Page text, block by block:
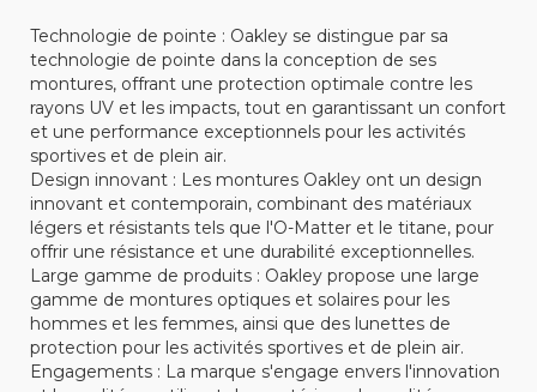
Technologie de pointe : Oakley se distingue par sa
technologie de pointe dans la conception de ses
montures, offrant une protection optimale contre les
rayons UV et les impacts, tout en garantissant un confort
et une performance exceptionnels pour les activités
sportives et de plein air.
Design innovant : Les montures Oakley ont un design
innovant et contemporain, combinant des matériaux
légers et résistants tels que l'O-Matter et le titane, pour
offrir une résistance et une durabilité exceptionnelles.
Large gamme de produits : Oakley propose une large
gamme de montures optiques et solaires pour les
hommes et les femmes, ainsi que des lunettes de
protection pour les activités sportives et de plein air.
Engagements : La marque s'engage envers l'innovation